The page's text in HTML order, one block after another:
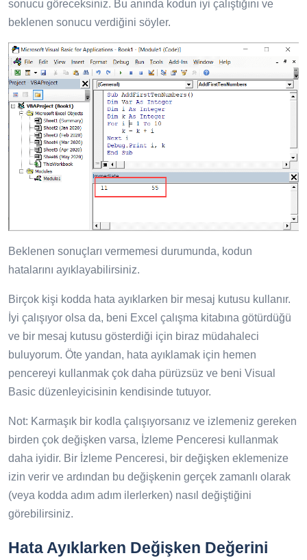
sonucu göreceksiniz. Bu anında kodun iyi çalıştığını ve
beklenen sonucu verdiğini söyler.
Beklenen sonuçları vermemesi durumunda, kodun
hatalarını ayıklayabilirsiniz.
Birçok kişi kodda hata ayıklarken bir mesaj kutusu kullanır.
İyi çalışıyor olsa da, beni Excel çalışma kitabına götürdüğü
ve bir mesaj kutusu gösterdiği için biraz müdahaleci
buluyorum. Öte yandan, hata ayıklamak için hemen
pencereyi kullanmak çok daha pürüzsüz ve beni Visual
Basic düzenleyicisinin kendisinde tutuyor.
Not: Karmaşık bir kodla çalışıyorsanız ve izlemeniz gereken
birden çok değişken varsa, İzleme Penceresi kullanmak
daha iyidir. Bir İzleme Penceresi, bir değişken eklemenize
izin verir ve ardından bu değişkenin gerçek zamanlı olarak
(veya kodda adım adım ilerlerken) nasıl değiştiğini
görebilirsiniz.
Hata Ayıklarken Değişken Değerini